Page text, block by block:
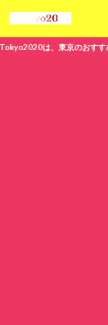
すめの観光スポット、グ